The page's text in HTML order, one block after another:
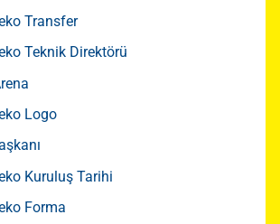
Transfer
Teknik Direktörü
Logo
Kuruluş Tarihi
Forma